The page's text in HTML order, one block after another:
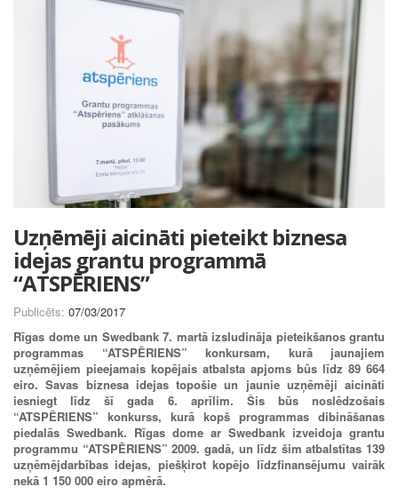
Uzņēmēji aicināti pieteikt biznesa
idejas grantu programmā
“ATSPĒRIENS”
Publicēts: 07/03/2017
Rīgas dome un Swedbank 7. martā izsludināja pieteikšanos grantu
programmas “ATSPĒRIENS” konkursam, kurā jaunajiem
uzņēmējiem pieejamais kopējais atbalsta apjoms būs līdz 89 664
eiro. Savas biznesa idejas topošie un jaunie uzņēmēji aicināti
iesniegt līdz šī gada 6. aprīlim. Šis būs noslēdzošais
“ATSPĒRIENS” konkurss, kurā kopš programmas dibināšanas
piedalās Swedbank. Rīgas dome ar Swedbank izveidoja grantu
programmu “ATSPĒRIENS” 2009. gadā, un līdz šimatbalstītas 139
uzņēmējdarbības idejas, piešķirot kopējo līdzfinansējumu vairāk
nekā 1 150 000 eiro apmērā.